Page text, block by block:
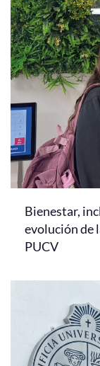
Bienestar,
evolución de
PUCV